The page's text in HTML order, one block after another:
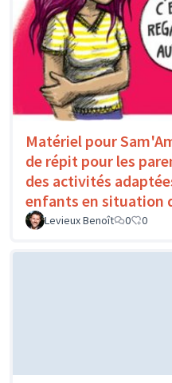
Matériel pour
de répit pour les
des activités
enfants en situation
Levieux Benoît 0 0